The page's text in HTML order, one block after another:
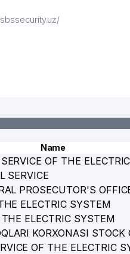
Name
OF THE
SERVICE
PROSECUTOR'S
ELECTRIC SYSTEM
ELECTRIC SYSTEM
KORXONASI STOCK
OF THE ELECTRIC